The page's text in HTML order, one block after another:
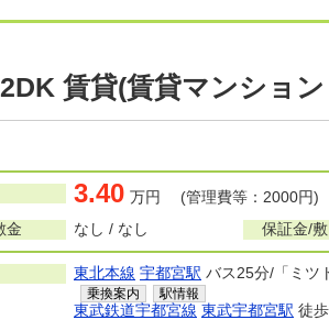
賃貸(賃貸マンショ
3.40 万円 (管理費等：2000円)
金
なし / なし 保証金/
東北本線 宇都宮駅 バス25分/「ミツ
乗換案内 駅情報
東武鉄道宇都宮線 東武宇都宮駅 徒